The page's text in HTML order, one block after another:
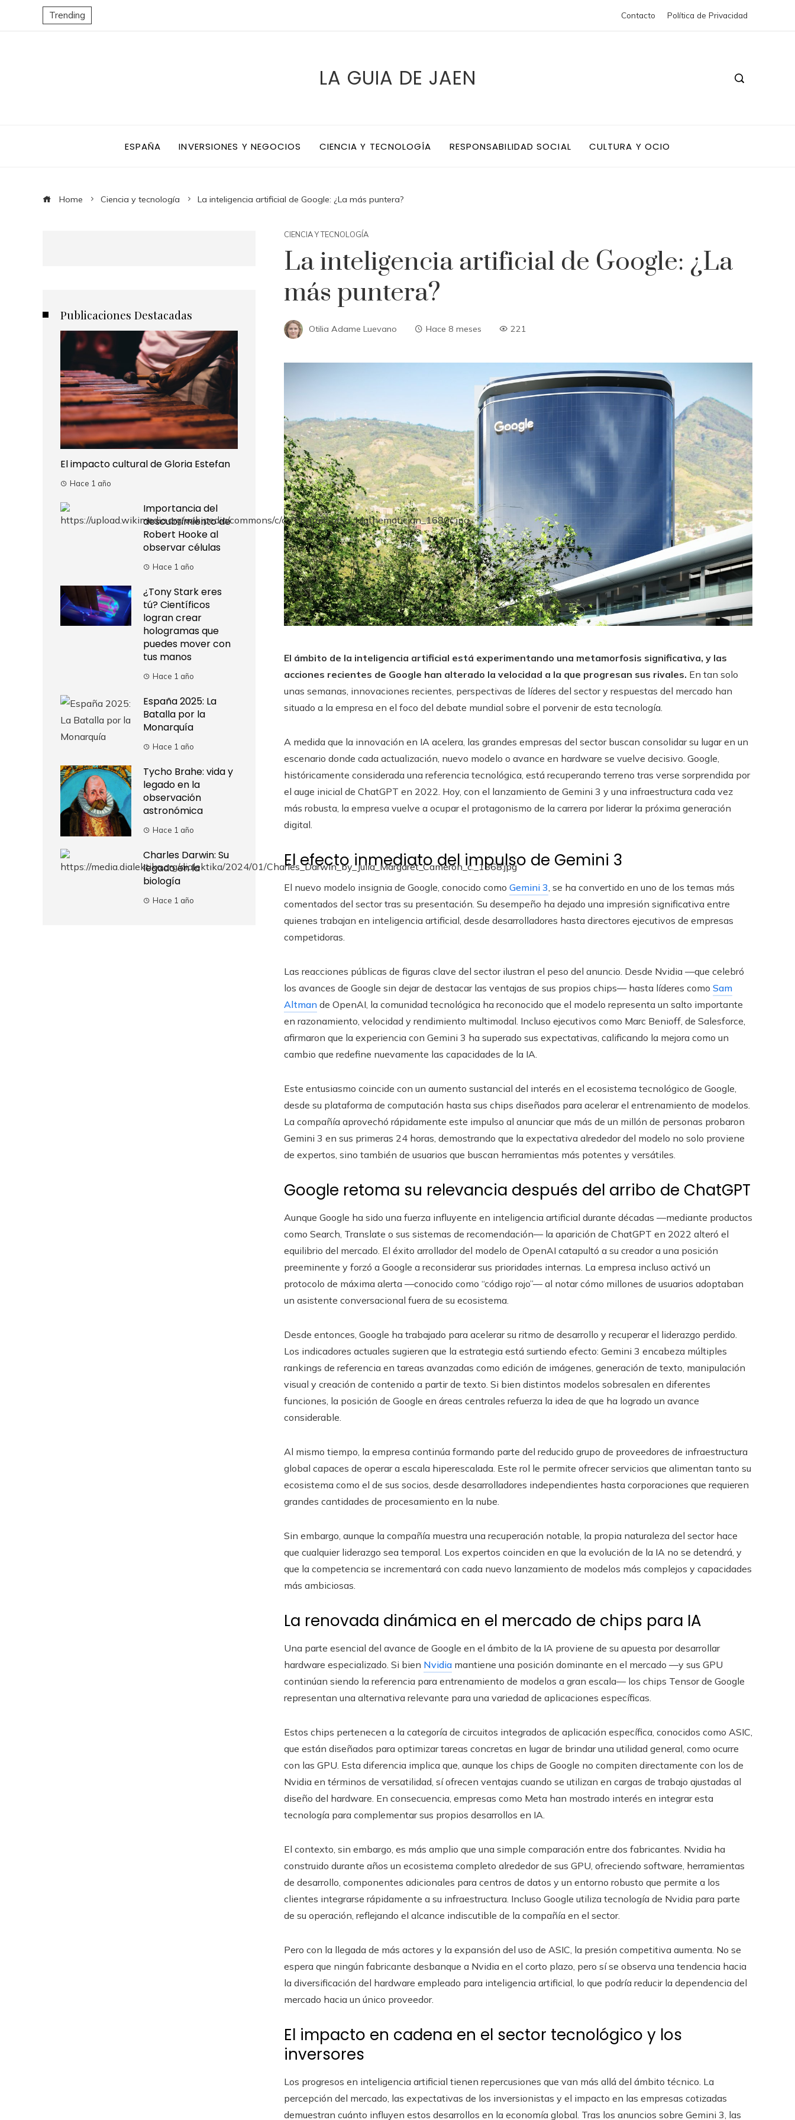
Trending Contacto Política de Privacidad
LA GUIA DE JAEN
ESPAÑA INVERSIONES Y NEGOCIOS CIENCIA Y TECNOLOGÍA RESPONSABILIDAD SOCIAL CULTURA Y OCIO
Home Ciencia y tecnología La inteligencia artificial de Google: ¿La más puntera?
CIENCIA Y TECNOLOGÍA
La inteligencia artificial de Google: ¿La
más puntera?
Otilia Adame Luevano Hace 8 meses 221
El ámbito de la inteligencia artificial está experimentando una metamorfosis significativa, y las
acciones recientes de Google han alterado la velocidad a la que progresan sus rivales. En tan solo
unas semanas, innovaciones recientes, perspectivas de líderes del sector y respuestas del mercado han
situado a la empresa en el foco del debate mundial sobre el porvenir de esta tecnología.
A medida que la innovación en IA acelera, las grandes empresas del sector buscan consolidar su lugar en un
escenario donde cada actualización, nuevo modelo o avance en hardware se vuelve decisivo. Google,
históricamente considerada una referencia tecnológica, está recuperando terreno tras verse sorprendida por
el auge inicial de ChatGPT en 2022. Hoy, con el lanzamiento de Gemini 3 y una infraestructura cada vez
más robusta, la empresa vuelve a ocupar el protagonismo de la carrera por liderar la próxima generación
digital.
El efecto inmediato del impulso de Gemini 3
El nuevo modelo insignia de Google, conocido como Gemini 3, se ha convertido en uno de los temas más
comentados del sector tras su presentación. Su desempeño ha dejado una impresión significativa entre
quienes trabajan en inteligencia artificial, desde desarrolladores hasta directores ejecutivos de empresas
competidoras.
Las reacciones públicas de figuras clave del sector ilustran el peso del anuncio. Desde Nvidia —que celebró
los avances de Google sin dejar de destacar las ventajas de sus propios chips— hasta líderes como Sam
Altman de OpenAI, la comunidad tecnológica ha reconocido que el modelo representa un salto importante
en razonamiento, velocidad y rendimiento multimodal. Incluso ejecutivos como Marc Benioff, de Salesforce,
afirmaron que la experiencia con Gemini 3 ha superado sus expectativas, calificando la mejora como un
cambio que redefine nuevamente las capacidades de la IA.
Este entusiasmo coincide con un aumento sustancial del interés en el ecosistema tecnológico de Google,
desde su plataforma de computación hasta sus chips diseñados para acelerar el entrenamiento de modelos.
La compañía aprovechó rápidamente este impulso al anunciar que más de un millón de personas probaron
Gemini 3 en sus primeras 24 horas, demostrando que la expectativa alrededor del modelo no solo proviene
de expertos, sino también de usuarios que buscan herramientas más potentes y versátiles.
Google retoma su relevancia después del arribo de ChatGPT
Aunque Google ha sido una fuerza influyente en inteligencia artificial durante décadas —mediante productos
como Search, Translate o sus sistemas de recomendación— la aparición de ChatGPT en 2022 alteró el
equilibrio del mercado. El éxito arrollador del modelo de OpenAI catapultó a su creador a una posición
preeminente y forzó a Google a reconsiderar sus prioridades internas. La empresa incluso activó un
protocolo de máxima alerta —conocido como “código rojo”— al notar cómo millones de usuarios adoptaban
un asistente conversacional fuera de su ecosistema.
Desde entonces, Google ha trabajado para acelerar su ritmo de desarrollo y recuperar el liderazgo perdido.
Los indicadores actuales sugieren que la estrategia está surtiendo efecto: Gemini 3 encabeza múltiples
rankings de referencia en tareas avanzadas como edición de imágenes, generación de texto, manipulación
visual y creación de contenido a partir de texto. Si bien distintos modelos sobresalen en diferentes
funciones, la posición de Google en áreas centrales refuerza la idea de que ha logrado un avance
considerable.
Al mismo tiempo, la empresa continúa formando parte del reducido grupo de proveedores de infraestructura
global capaces de operar a escala hiperescalada. Este rol le permite ofrecer servicios que alimentan tanto su
ecosistema como el de sus socios, desde desarrolladores independientes hasta corporaciones que requieren
grandes cantidades de procesamiento en la nube.
Sin embargo, aunque la compañía muestra una recuperación notable, la propia naturaleza del sector hace
que cualquier liderazgo sea temporal. Los expertos coinciden en que la evolución de la IA no se detendrá, y
que la competencia se incrementará con cada nuevo lanzamiento de modelos más complejos y capacidades
más ambiciosas.
La renovada dinámica en el mercado de chips para IA
Una parte esencial del avance de Google en el ámbito de la IA proviene de su apuesta por desarrollar
hardware especializado. Si bien Nvidia mantiene una posición dominante en el mercado —y sus GPU
continúan siendo la referencia para entrenamiento de modelos a gran escala— los chips Tensor de Google
representan una alternativa relevante para una variedad de aplicaciones específicas.
Estos chips pertenecen a la categoría de circuitos integrados de aplicación específica, conocidos como ASIC,
que están diseñados para optimizar tareas concretas en lugar de brindar una utilidad general, como ocurre
con las GPU. Esta diferencia implica que, aunque los chips de Google no compiten directamente con los de
Nvidia en términos de versatilidad, sí ofrecen ventajas cuando se utilizan en cargas de trabajo ajustadas al
diseño del hardware. En consecuencia, empresas como Meta han mostrado interés en integrar esta
tecnología para complementar sus propios desarrollos en IA.
El contexto, sin embargo, es más amplio que una simple comparación entre dos fabricantes. Nvidia ha
construido durante años un ecosistema completo alrededor de sus GPU, ofreciendo software, herramientas
de desarrollo, componentes adicionales para centros de datos y un entorno robusto que permite a los
clientes integrarse rápidamente a su infraestructura. Incluso Google utiliza tecnología de Nvidia para parte
de su operación, reflejando el alcance indiscutible de la compañía en el sector.
Pero con la llegada de más actores y la expansión del uso de ASIC, la presión competitiva aumenta. No se
espera que ningún fabricante desbanque a Nvidia en el corto plazo, pero sí se observa una tendencia hacia
la diversificación del hardware empleado para inteligencia artificial, lo que podría reducir la dependencia del
mercado hacia un único proveedor.
El impacto en cadena en el sector tecnológico y los
inversores
Los progresos en inteligencia artificial tienen repercusiones que van más allá del ámbito técnico. La
percepción del mercado, las expectativas de los inversionistas y el impacto en las empresas cotizadas
demuestran cuánto influyen estos desarrollos en la economía global. Tras los anuncios sobre Gemini 3, las
Publicaciones Destacadas
El impacto cultural de Gloria Estefan
Hace 1 año
Importancia del
descubrimiento de
Robert Hooke al
observar células
Hace 1 año
¿Tony Stark eres
tú? Científicos
logran crear
hologramas que
puedes mover con
tus manos
Hace 1 año
España 2025: La
Batalla por la
Monarquía
Hace 1 año
Tycho Brahe: vida y
legado en la
observación
astronómica
Hace 1 año
Charles Darwin: Su
legado en la
biología
Hace 1 año